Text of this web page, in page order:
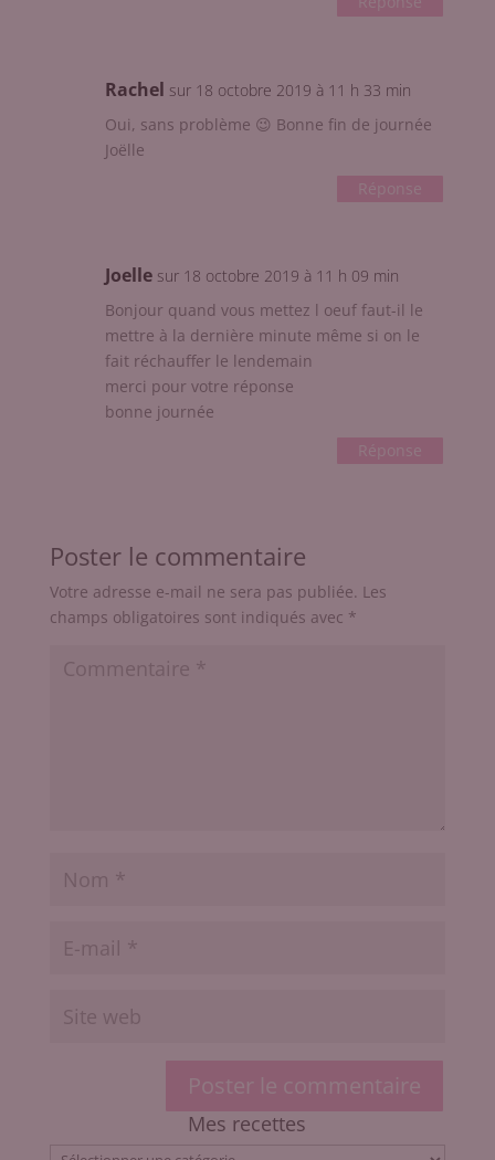
Rachel sur 18 octobre 2019 à 11 h 33 min
Oui, sans problème 😉 Bonne fin de journée
Joëlle
Réponse
Joelle sur 18 octobre 2019 à 11 h 09 min
Bonjour quand vous mettez l oeuf faut-il le
mettre à la dernière minute même si on le
fait réchauffer le lendemain
merci pour votre réponse
bonne journée
Réponse
Poster le commentaire
Votre adresse e-mail ne sera pas publiée. Les
champs obligatoires sont indiqués avec *
Mes recettes